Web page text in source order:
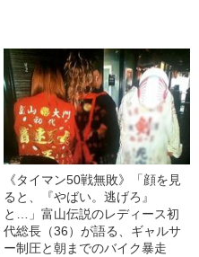
《タイマン50戦無敗》「顔を見
ると、『やばい。逃げろ』
と…」富山伝説のレディース初
代総長（36）が語る、ギャルサ
ー制圧と朝までのバイク暴走